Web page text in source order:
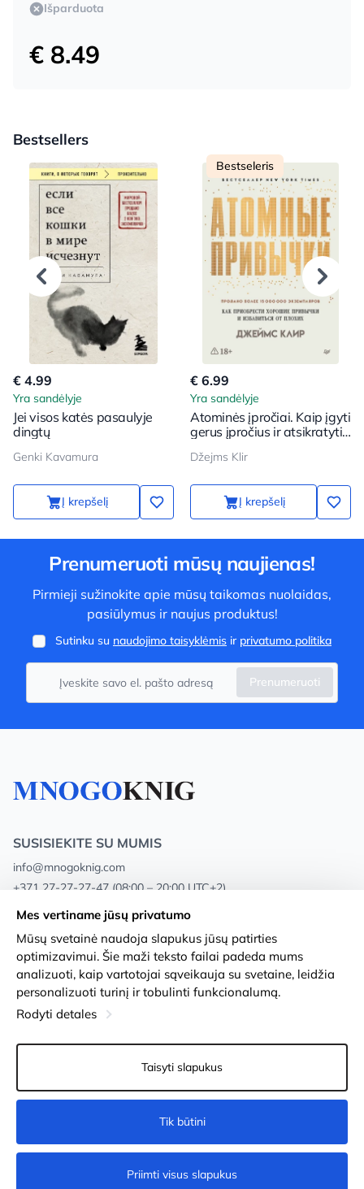
Nėra
Išparduota
€ 8.49
Bestsellers
€ 4.99
Yra sandėlyje
Jei visos katės pasaulyje
dingtų
Genki Kavamura
Į krepšelį
Bestseleris
€ 6.99
Yra sandėlyje
Atominės įpročiai. Kaip įgyti
gerus įpročius ir atsikratyti
Džejms Klir
Į krepšelį
Prenumeruoti mūsų naujienas!
Pirmieji sužinokite apie mūsų taikomas nuolaidas,
pasiūlymus ir naujus produktus!
Sutinku su naudojimo taisyklėmis ir privatumo politika
Prenumeruoti
SUSISIEKITE SU MUMIS
info@mnogoknig.com
+371 27-27-27-47 (08:00 – 20:00 UTC+2)
Rīga, Augusta Deglava 69d, LV-1082
Apie mus
Parduotuvės
Pristatymas ir mokėjimas
Lojalumo kortelės
Privacy Policy
Sąlygos ir nuostatos
Prekių grąžinimas
Slapukų nustatymai
© 2011-2026MNOGOKNIG
Mes vertiname jūsų privatumo
Mūsų svetainė naudoja slapukus jūsų patirties
optimizavimui. Šie maži teksto failai padeda mums
analizuoti, kaip vartotojai sąveikauja su svetaine, leidžia
personalizuoti turinį ir tobulinti funkcionalumą.
Rodyti detales
Taisyti slapukus
Tik būtini
Priimti visus slapukus